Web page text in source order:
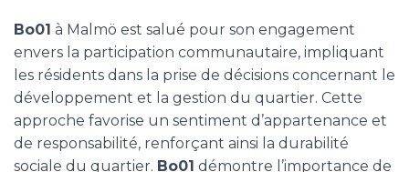
Bo01 à Malmö est salué pour son engagement
envers la participation communautaire, impliquant
les résidents dans la prise de décisions concernant le
développement et la gestion du quartier. Cette
approche favorise un sentiment d’appartenance et
de responsabilité, renforçant ainsi la durabilité
sociale du quartier. Bo01 démontre l’importance de